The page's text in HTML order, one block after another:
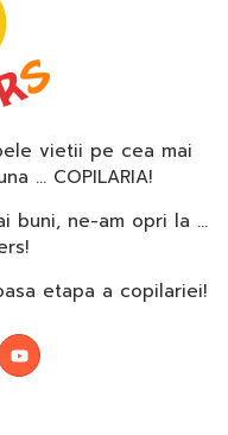
vietii pe cea mai
… COPILARIA!
buni, ne-am opri la …
etapa a copilariei!